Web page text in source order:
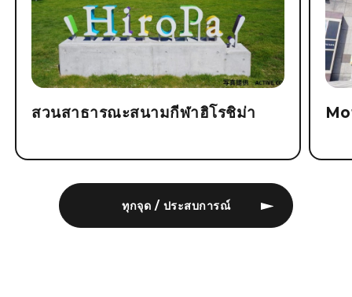
ทุกจุด / ประสบการณ์
สวนสาธารณะสนามกีฬาฮิโรชิม่า